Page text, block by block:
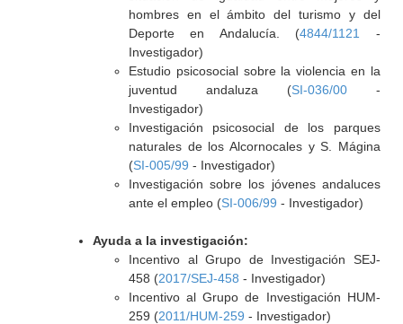
hombres en el ámbito del turismo y del
Deporte en Andalucía. (4844/1121
-
Investigador)
Estudio psicosocial sobre la violencia en la
juventud andaluza (SI-036/00-
Investigador)
Investigación psicosocial de los parques
naturales de los Alcornocales y S. Mágina
(SI-005/99 - Investigador)
Investigación sobre los jóvenes andaluces
ante el empleo (SI-006/99 - Investigador)
Ayuda a la investigación:
Incentivo al Grupo de Investigación SEJ-
458 (2017/SEJ-458 - Investigador)
Incentivo al Grupo de Investigación HUM-
259 (2011/HUM-259 - Investigador)